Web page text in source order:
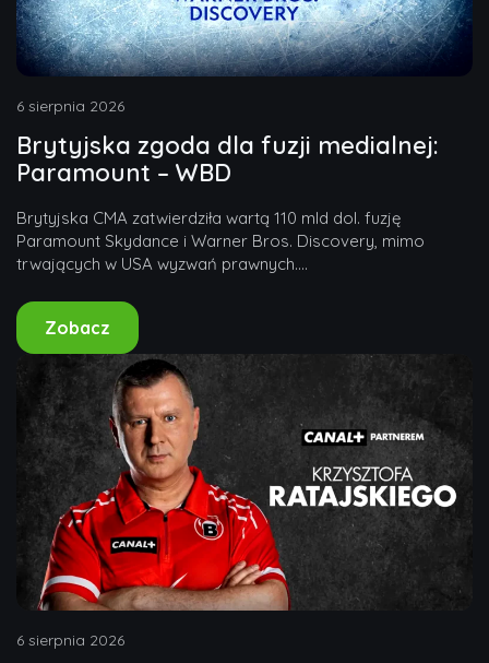
6 sierpnia 2026
Brytyjska zgoda dla fuzji medialnej:
Paramount – WBD
Brytyjska CMA zatwierdziła wartą 110 mld dol. fuzję
Paramount Skydance i Warner Bros. Discovery, mimo
trwających w USA wyzwań prawnych....
Zobacz
6 sierpnia 2026